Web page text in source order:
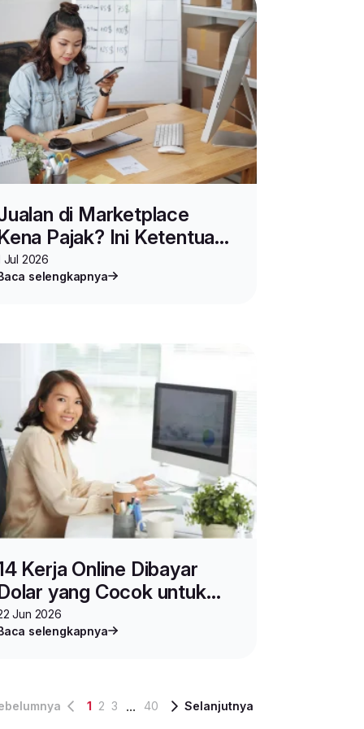
di Marketplace
Pajak? Ini Ketentuan
Marketplace Terbaru
2026
Jul 2026
selengkapnya
Kerja Online Dibayar
yang Cocok untuk
dan Bisa Dikerjakan
Rumah
Jun 2026
selengkapnya
1 2 3 ... 40 Selanjutnya